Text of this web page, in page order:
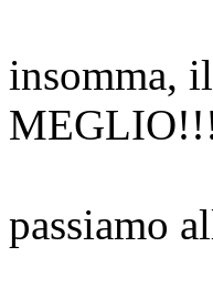
insomma,
passiamo